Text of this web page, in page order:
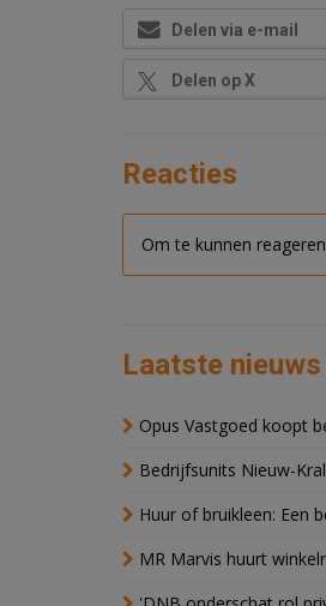
Delen via e-mail
Delen op X
Reacties
Om te kunnen
Laatste nieuws
Opus Vastgoed koopt
Bedrijfsunits Nieuw-
Huur of bruikleen: Een
MR Marvis huurt